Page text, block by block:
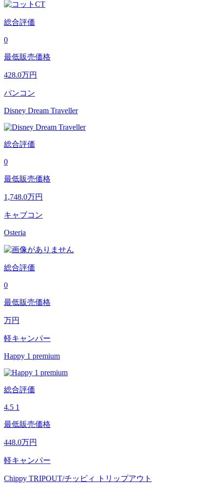
総合評価
0
最低販売価格
428.0万円
バンコン
Disney Dream Traveller
総合評価
0
最低販売価格
1,748.0万円
キャブコン
Osteria
総合評価
0
最低販売価格
万円
軽キャンパー
Happy 1 premium
総合評価
4.5 1
最低販売価格
448.0万円
軽キャンパー
Chippy TRIPOUT/チッピィ トリップアウト